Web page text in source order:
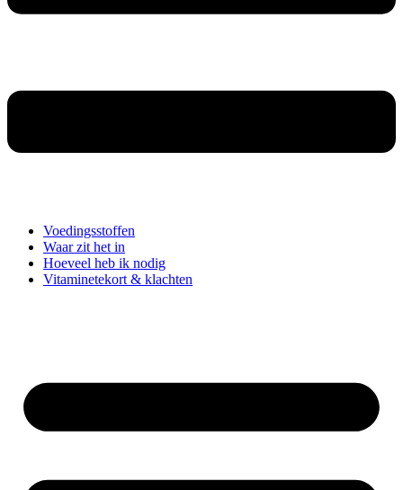
Voedingsstoffen
Waar zit het in
Hoeveel heb ik nodig
Vitaminetekort & klachten